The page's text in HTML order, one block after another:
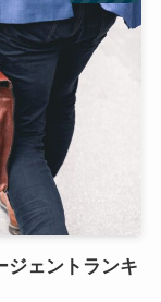
ジェントランキ